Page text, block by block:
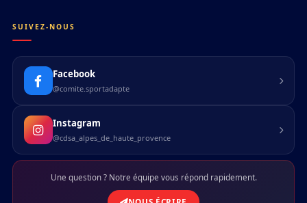
SUIVEZ-NOUS
Facebook
@comite.sportadapte
Instagram
@cdsa_alpes_de_haute_provence
Une question ? Notre équipe vous répond rapidement.